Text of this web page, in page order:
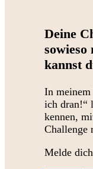
Deine
sowieso
kannst
In
ich dran!“
kennen,
Challenge
Melde